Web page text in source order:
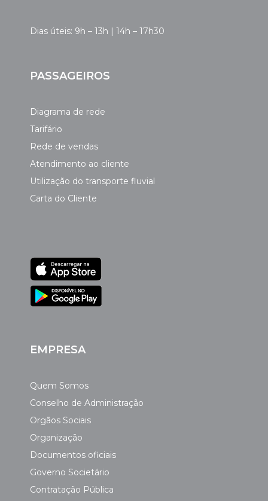
Dias úteis: 9h – 13h | 14h – 17h30
PASSAGEIROS
Diagrama de rede
Tarifário
Rede de vendas
Atendimento ao cliente
Utilização do transporte fluvial
Carta do Cliente
EMPRESA
Quem Somos
Conselho de Administração
Orgãos Sociais
Organização
Documentos oficiais
Governo Societário
Contratação Pública